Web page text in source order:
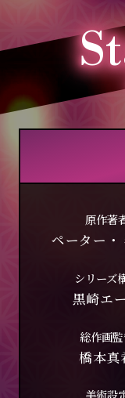
夫
婦
歓
ニュ
スト
キャ
スタ
音楽
原作著
ペーター・
シリーズ
黒崎エ
総作画
橋本真